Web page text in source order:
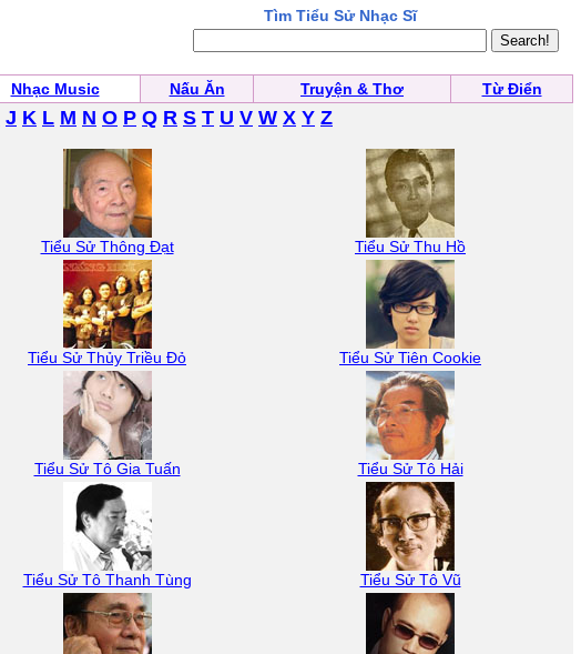
Tìm Tiểu Sử Nhạc Sĩ
Nhạc Music Nấu Ăn Truyện & Thơ
Từ Điển
J K L M N O P Q R S T U V W X Y Z
Tiểu Sử Thông Đạt Tiểu Sử Thu Hồ
Tiểu Sử Thủy Triều Đỏ Tiểu Sử Tiên Cookie
Tiểu Sử Tô Gia Tuấn Tiểu Sử Tô Hải
Tiểu Sử Tô Thanh Tùng Tiểu Sử Tô Vũ